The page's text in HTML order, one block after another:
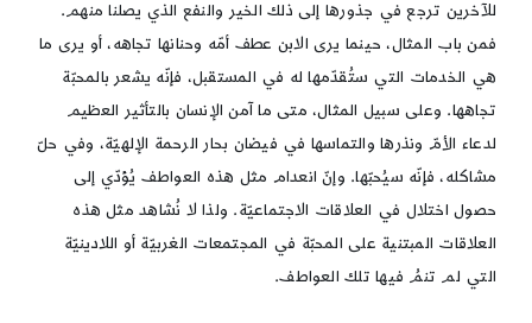
للآخرين ترجع في جذورها إلى ذلك الخير والنفع الذي يصلنا منهم.
فمن باب المثال، حينما يرى الابن عطف أمّه وحنانها تجاهه، أو يرى ما
هي الخدمات التي ستُقدّمها له في المستقبل، فإنّه يشعر بالمحبّة
تجاهها. وعلى سبيل المثال، متى ما آمن الإنسان بالتأثير العظيم
لدعاء الأمّ ونذرها والتماسها في فيضان بحار الرحمة الإلهيّة، وفي حلّ
مشاكله، فإنّه سيُحبّها. وإنّ انعدام مثل هذه العواطف يُؤدّي إلى
حصول اختلال في العلاقات الاجتماعيّة. ولذا لا نُشاهد مثل هذه
العلاقات المبتنية على المحبّة في المجتمعات الغربيّة أو اللادينيّة
التي لم تنمُ فيها تلك العواطف.